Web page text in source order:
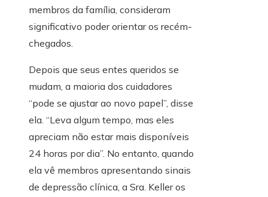
membros da família, consideram
significativo poder orientar os recém-
chegados.
Depois que seus entes queridos se
mudam, a maioria dos cuidadores
“pode se ajustar ao novo papel”, disse
ela. “Leva algum tempo, mas eles
apreciam não estar mais disponíveis
24 horas por dia”. No entanto, quando
ela vê membros apresentando sinais
de depressão clínica, a Sra. Keller os